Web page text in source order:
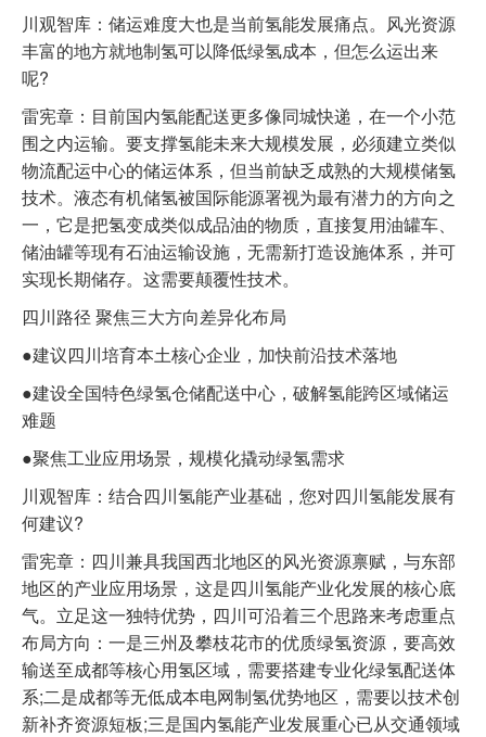
川观智库：储运难度大也是当前氢能发展痛点。风光资源
丰富的地方就地制氢可以降低绿氢成本，但怎么运出来
呢?
雷宪章：目前国内氢能配送更多像同城快递，在一个小范
围之内运输。要支撑氢能未来大规模发展，必须建立类似
物流配运中心的储运体系，但当前缺乏成熟的大规模储氢
技术。液态有机储氢被国际能源署视为最有潜力的方向之
一，它是把氢变成类似成品油的物质，直接复用油罐车、
储油罐等现有石油运输设施，无需新打造设施体系，并可
实现长期储存。这需要颠覆性技术。
四川路径 聚焦三大方向差异化布局
●建议四川培育本土核心企业，加快前沿技术落地
●建设全国特色绿氢仓储配送中心，破解氢能跨区域储运
难题
●聚焦工业应用场景，规模化撬动绿氢需求
川观智库：结合四川氢能产业基础，您对四川氢能发展有
何建议?
雷宪章：四川兼具我国西北地区的风光资源禀赋，与东部
地区的产业应用场景，这是四川氢能产业化发展的核心底
气。立足这一独特优势，四川可沿着三个思路来考虑重点
布局方向：一是三州及攀枝花市的优质绿氢资源，要高效
输送至成都等核心用氢区域，需要搭建专业化绿氢配送体
系;二是成都等无低成本电网制氢优势地区，需要以技术创
新补齐资源短板;三是国内氢能产业发展重心已从交通领域